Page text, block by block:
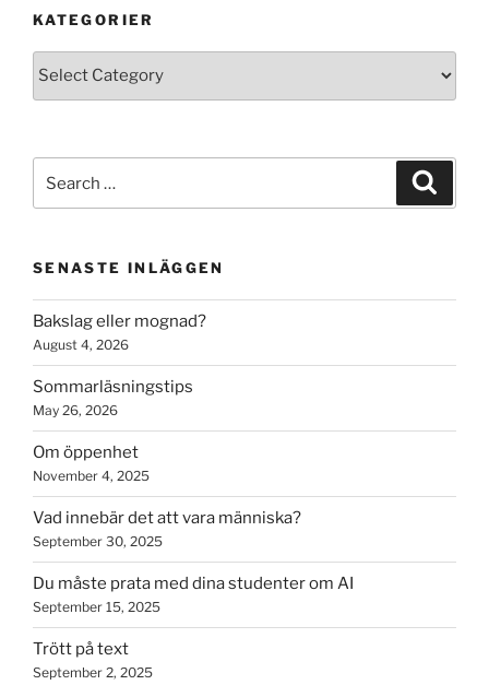
KATEGORIER
for:
SENASTE INLÄGGEN
Bakslag eller mognad?
August 4, 2026
Sommarläsningstips
May 26, 2026
Om öppenhet
November 4, 2025
Vad innebär det att vara människa?
September 30, 2025
Du måste prata med dina studenter om AI
September 15, 2025
Trött på text
September 2, 2025